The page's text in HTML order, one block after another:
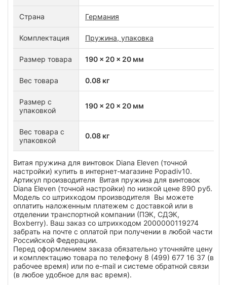
Страна Германия
Комплектация Пружина, упаковка
Размер товара 190 x 20 x 20 мм
Вес товара 0.08 кг
Размер с
упаковкой
190 x 20 x 20 мм
Вес товара с
упаковкой
0.08 кг
Витая пружина для винтовок Diana Eleven (точной
настройки) купить в интернет-магазине Popadiv10.
Артикул производителя Витая пружина для винтовок
Diana Eleven (точной настройки) по низкой цене 890 руб.
Модель со штрихкодом производителя Вы можете
оплатить наложенным платежем с доставкой или в
отделении транспортной компании (ПЭК, СДЭК,
Boxberry). Ваш заказ со штрихкодом 2000000119274
забрать на почте с оплатой при получении в любой части
Российской Федерации.
Перед оформлением заказа обязательно уточняйте цену
и комплектацию товара по телефону 8 (499) 677 16 37 (в
рабочее время) или по e-mail и системе обратной связи
(в любое удобное для вас время).